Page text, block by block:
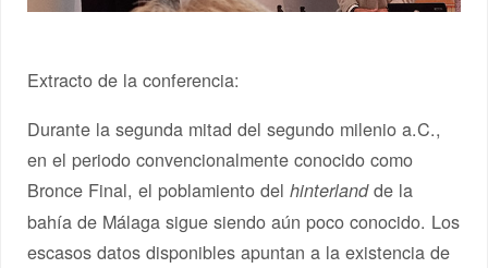
Extracto de la conferencia:
Durante la segunda mitad del segundo milenio a.C.,
en el periodo convencionalmente conocido como
Bronce Final, el poblamiento delhinterlandde la
bahía de Málaga sigue siendo aún poco conocido. Los
escasos datos disponibles apuntan a la existencia de